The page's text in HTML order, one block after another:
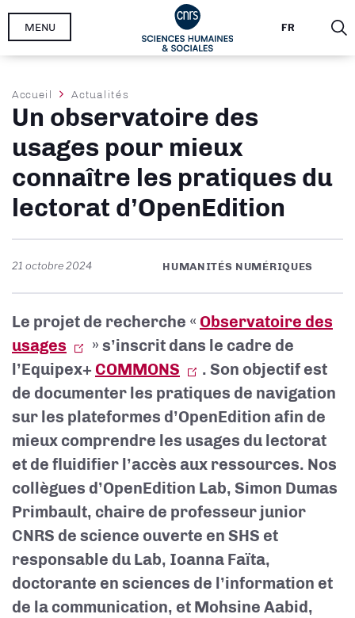
Aller
FR
MENU
Fil
d'Ariane
Accueil Actualités
Un observatoire des
usages pour mieux
connaître les pratiques du
lectorat d’OpenEdition
21 octobre 2024 HUMANITÉS NUMÉRIQUES
Le projet de recherche « Observatoire des
usages
» s’inscrit dans le cadre de
l’Equipex+ COMMONS
. Son objectif est
de documenter les pratiques de navigation
sur les plateformes d’OpenEdition afin de
mieux comprendre les usages du lectorat
et de fluidifier l’accès aux ressources. Nos
collègues d’OpenEdition Lab, Simon Dumas
Primbault, chaire de professeur junior
CNRS de science ouverte en SHS et
responsable du Lab, Ioanna Faïta,
doctorante en sciences de l’information et
de la communication, et Mohsine Aabid,